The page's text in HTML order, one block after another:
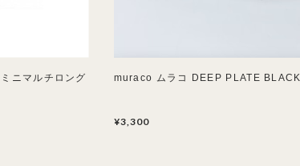
マルチロング
muraco ムラコ DEEP PLATE BLACK
¥3,300